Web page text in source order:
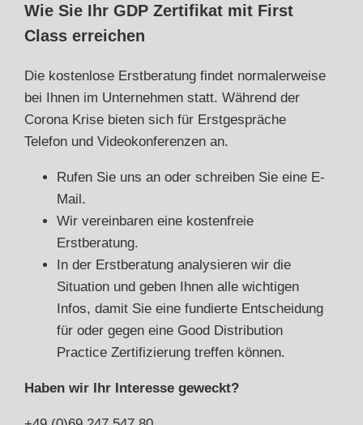
Wie Sie Ihr GDP Zertifikat mit First
Class erreichen
Die kostenlose Erstberatung findet normalerweise
bei Ihnen im Unternehmen statt. Während der
Corona Krise bieten sich für Erstgespräche
Telefon und Videokonferenzen an.
Rufen Sie uns an oder schreiben Sie eine E-
Mail.
Wir vereinbaren eine kostenfreie
Erstberatung.
In der Erstberatung analysieren wir die
Situation und geben Ihnen alle wichtigen
Infos, damit Sie eine fundierte Entscheidung
für oder gegen eine Good Distribution
Practice Zertifizierung treffen können.
Haben wir Ihr Interesse geweckt?